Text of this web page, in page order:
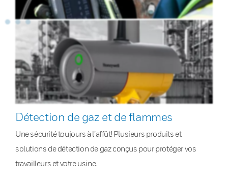
Détection de gaz et de flammes
Une sécurité toujours à l’affût! Plusieurs produits et
solutions de détection de gaz conçus pour protéger vos
travailleurs et votre usine.